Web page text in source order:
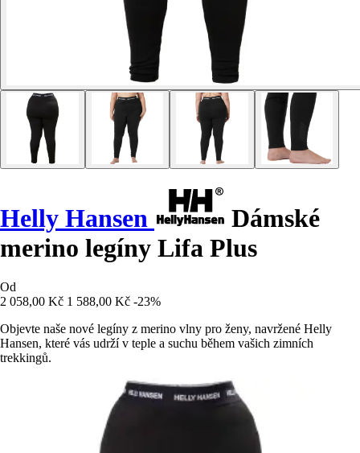
Helly Hansen
Dámské
merino legíny Lifa Plus
Od
2 058,00 Kč 1 588,00 Kč -23%
Objevte naše nové legíny z merino vlny pro ženy, navržené Helly
Hansen, které vás udrží v teple a suchu během vašich zimních
trekkingů.